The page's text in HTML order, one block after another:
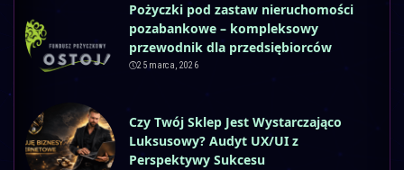
Pożyczki pod zastaw nieruchomości
pozabankowe – kompleksowy
przewodnik dla przedsiębiorców
25 marca, 2026
Czy Twój Sklep Jest Wystarczająco
Luksusowy? Audyt UX/UI z
Perspektywy Sukcesu